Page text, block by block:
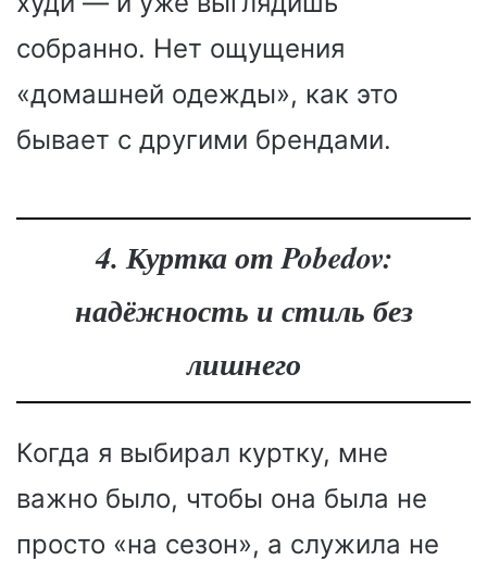
собранно. Нет ощущения
«домашней одежды», как это
бывает с другими брендами.
4. Куртка от Pobedov:
надёжность и стиль без
лишнего
Когда я выбирал куртку, мне
важно было, чтобы она была не
просто «на сезон», а служила не